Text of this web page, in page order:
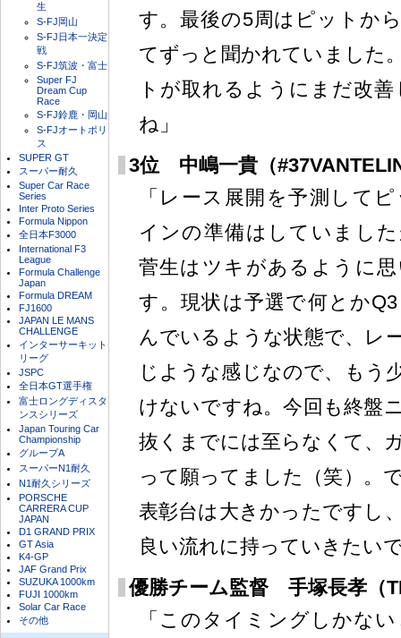
生
S-FJ岡山
S-FJ日本一決定
戦
S-FJ筑波・富士
Super FJ
Dream Cup
Race
S-FJ鈴鹿・岡山
S-FJオートポリ
ス
SUPER GT
スーパー耐久
Super Car Race
Series
Inter Proto Series
Formula Nippon
全日本F3000
International F3
League
Formula Challenge
Japan
Formula DREAM
FJ1600
JAPAN LE MANS
CHALLENGE
インターサーキット
リーグ
JSPC
全日本GT選手権
富士ロングディスタ
ンスシリーズ
Japan Touring Car
Championship
グループA
スーパーN1耐久
N1耐久シリーズ
PORSCHE
CARRERA CUP
JAPAN
D1 GRAND PRIX
GT Asia
K4-GP
JAF Grand Prix
SUZUKA 1000km
FUJI 1000km
Solar Car Race
その他
す。最後の5周はピットか
てずっと聞かれていました
トが取れるようにまだ改
ね」
3位 中嶋一貴（
「レース展開を予測して
インの準備はしていまし
菅生はツキがあるように
す。現状は予選で何とか
んでいるような状態で、レ
じような感じなので、もう
けないですね。今回も終盤
抜くまでには至らなくて、
って願ってました（笑）。
表彰台は大きかったですし
良い流れに持っていきたい
優勝チーム監督 手塚長孝（
「このタイミングしかな